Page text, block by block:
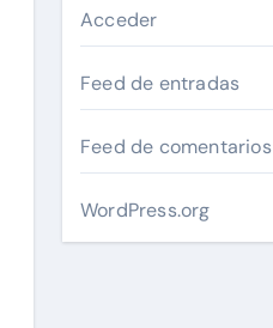
Acceder
Feed de entradas
Feed de comentarios
WordPress.org